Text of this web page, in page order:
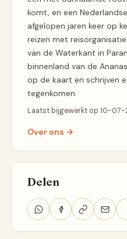
komt, en een
afgelopen jaren keer op
reizen met
van de Waterkant in
binnenland van de
op de kaart en schrijven
tegenkomen.
Laatst bijgewerkt op 10-07-
Over ons →
Delen